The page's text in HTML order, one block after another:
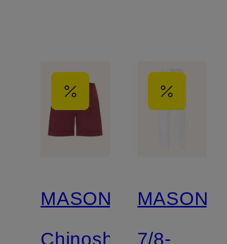
MASON'S
Chinoshorts
MASON'S
7/8-